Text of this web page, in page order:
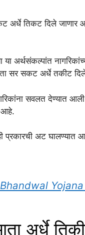
अर्धे तिकट दिले जाणार
अर्थसंकल्पांत
सर सकट अर्धे तकीट
सवलत देण्यात
आहे.
प्रकारची अट घालण्यात
Yojana
अर्धे